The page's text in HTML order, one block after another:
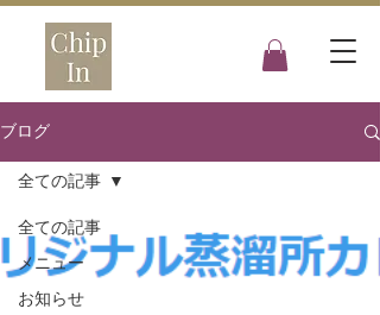
ブログ
全ての記事
メニュー
お知らせ
全ての記事